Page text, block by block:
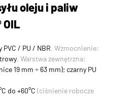
oleju i paliw
OIL
PVC / PU / NBR. Wzmocnienie:
. Warstwa zewnętrzna:
19 mm ÷ 63 mm); czarny PU
do +60°C (ciśnienie robocze